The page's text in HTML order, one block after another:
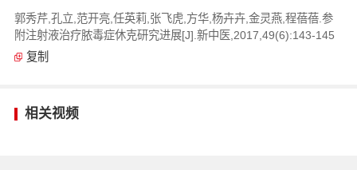
郭秀芹,孔立,范开亮,任英莉,张飞虎,方华,杨卉卉,金灵燕,程蓓蓓.参
附注射液治疗脓毒症休克研究进展[J].新中医,2017,49(6):143-145
复制
相关视频